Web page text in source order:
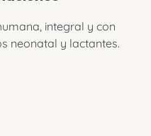
integral y con
neonatal y lactantes.